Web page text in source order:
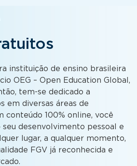
instituição de ensino brasileira
OEG – Open Education Global,
tem-se dedicado a
em diversas áreas de
conteúdo 100% online, você
seu desenvolvimento pessoal e
lugar, a qualquer momento,
FGV já reconhecida e